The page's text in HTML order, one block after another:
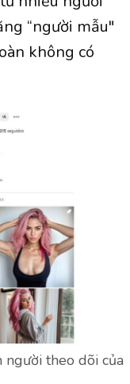
“người mẫu"
không có
theo dõi của